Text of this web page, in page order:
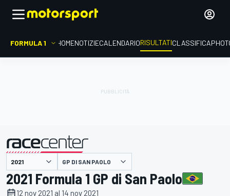
FORMULA 1 HOMENOTIZIECALENDARIORISULTATICLASSIFICA
presentato da GP DI SAN PAOLO
2021 Formula 1 GP di San Paolo
12 nov 2021 al 14 nov 2021